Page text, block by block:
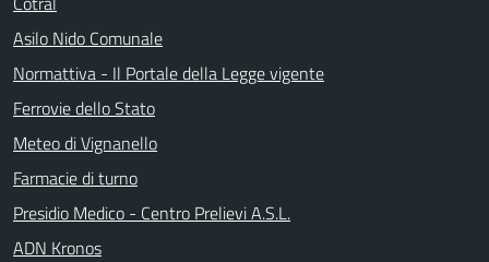
Asilo Nido Comunale
Normattiva - Il Portale della Legge vigente
Ferrovie dello Stato
Meteo di Vignanello
Farmacie di turno
Presidio Medico - Centro Prelievi A.S.L.
ADN Kronos